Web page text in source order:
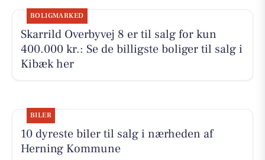
BOLIGMARKED
Skarrild Overbyvej 8 er til salg for kun
400.000 kr.: Se de billigste boliger til salg i
Kibæk her
BILER
10 dyreste biler til salg i nærheden af
Herning Kommune